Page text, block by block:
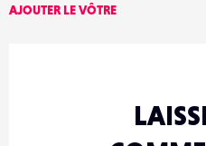
AJOUTER LE VÔTRE